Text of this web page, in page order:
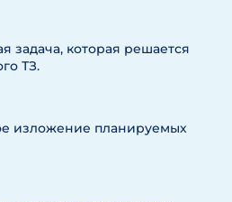
задача, которая решается
ТЗ.
изложение планируемых